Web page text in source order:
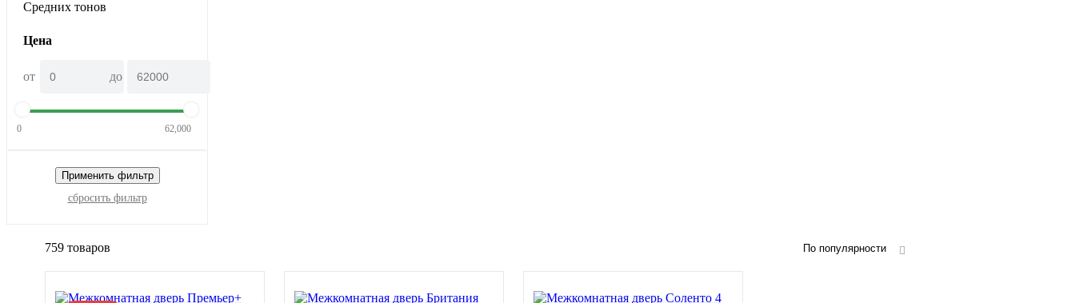
Средних тонов
Цена
от до
0 62,000
Применить фильтр
сбросить фильтр
759 товаров По популярности